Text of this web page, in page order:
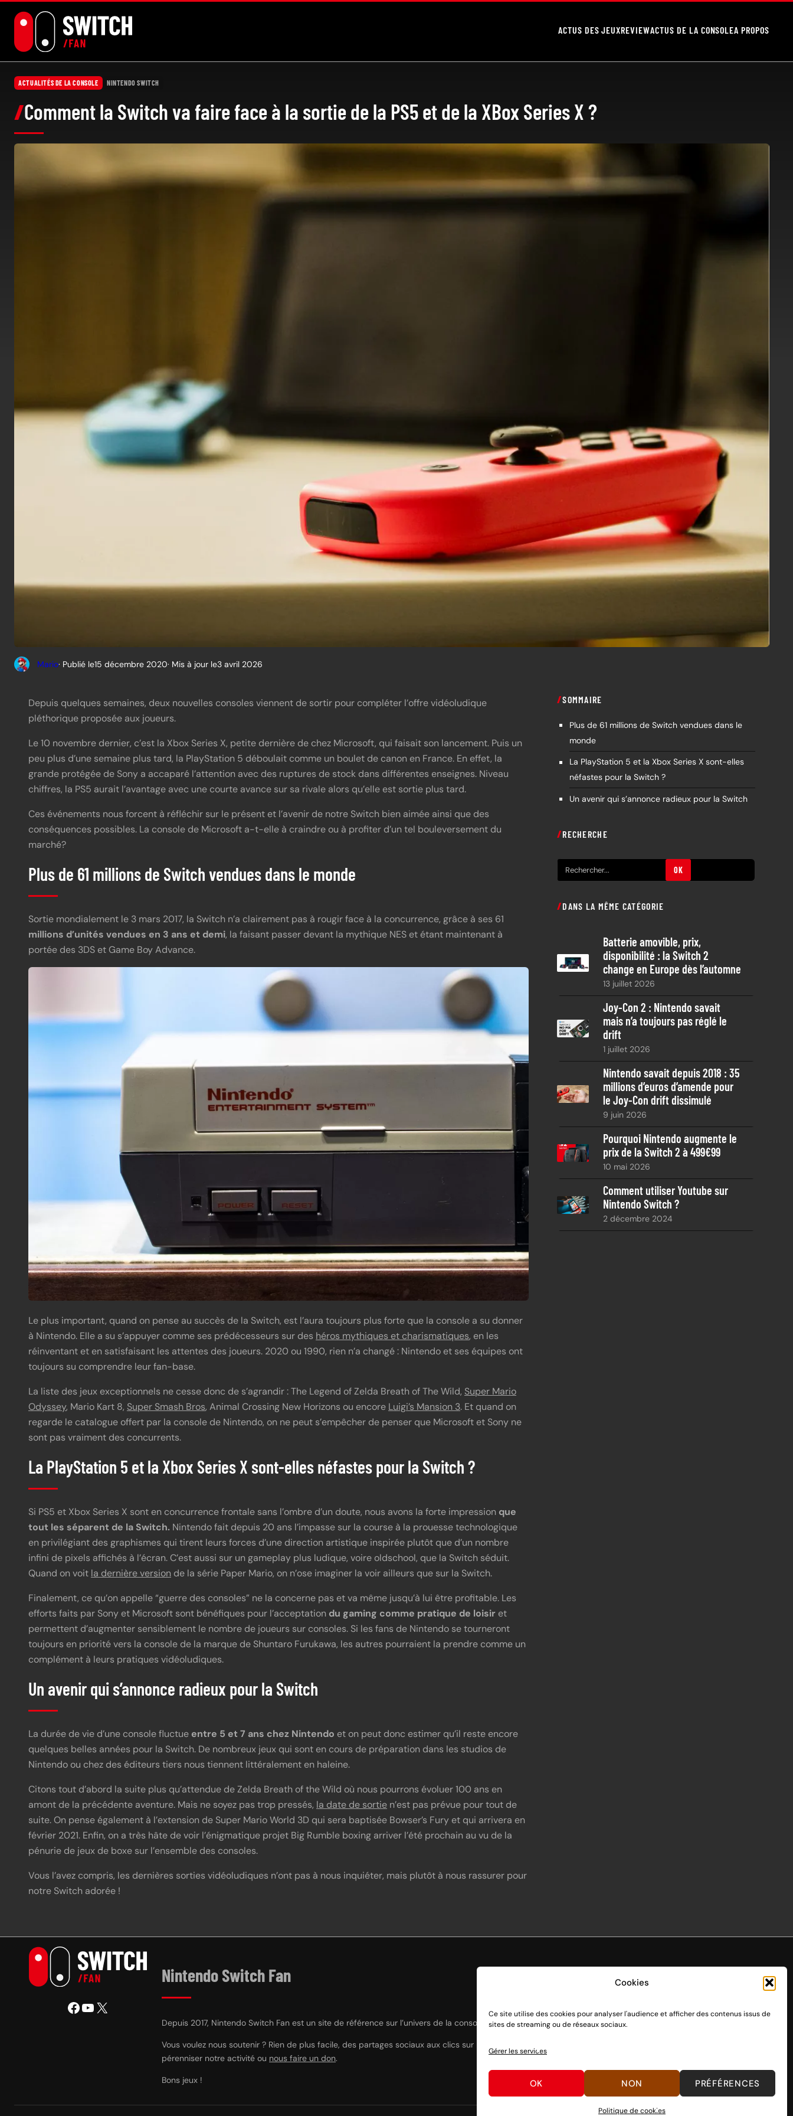
Cookies
Ce site utilise des cookies pour analyser l'audience et afficher des contenus issus de
sites de streaming ou de réseaux sociaux.
Gérer les services
OK NON PRÉFÉRENCES
Politique de cookies
ACTUS DES JEUXREVIEWACTUS DE LA CONSOLEA PROPOS
ACTUALITÉS DE LA CONSOLE NINTENDO SWITCH
Comment la Switch va faire face à la sortie de la PS5 et de la XBox Series X ?
Mario· Publié le15 décembre 2020· Mis à jour le3 avril 2026
Depuis quelques semaines, deux nouvelles consoles viennent de sortir pour compléter l’offre vidéoludique
pléthorique proposée aux joueurs.
Le 10 novembre dernier, c’est la Xbox Series X, petite dernière de chez Microsoft, qui faisait son lancement. Puis un
peu plus d’une semaine plus tard, la PlayStation 5 déboulait comme un boulet de canon en France. En effet, la
grande protégée de Sony a accaparé l’attention avec des ruptures de stock dans différentes enseignes. Niveau
chiffres, la PS5 aurait l’avantage avec une courte avance sur sa rivale alors qu’elle est sortie plus tard.
Ces événements nous forcent à réfléchir sur le présent et l’avenir de notre Switch bien aimée ainsi que des
conséquences possibles. La console de Microsoft a-t-elle à craindre ou à profiter d’un tel bouleversement du
marché?
Plus de 61 millions de Switch vendues dans le monde
Sortie mondialement le 3 mars 2017, la Switch n’a clairement pas à rougir face à la concurrence, grâce à ses 61
millions d’unités vendues en 3 ans et demi, la faisant passer devant la mythique NES et étant maintenant à
portée des 3DS et Game Boy Advance.
Le plus important, quand on pense au succès de la Switch, est l’aura toujours plus forte que la console a su donner
à Nintendo. Elle a su s’appuyer comme ses prédécesseurs sur des héros mythiques et charismatiques, en les
réinventant et en satisfaisant les attentes des joueurs. 2020 ou 1990, rien n’a changé : Nintendo et ses équipes ont
toujours su comprendre leur fan-base.
La liste des jeux exceptionnels ne cesse donc de s’agrandir : The Legend of Zelda Breath of The Wild, Super Mario
Odyssey, Mario Kart 8, Super Smash Bros, Animal Crossing New Horizons ou encore Luigi’s Mansion 3. Et quand on
regarde le catalogue offert par la console de Nintendo, on ne peut s’empêcher de penser que Microsoft et Sony ne
sont pas vraiment des concurrents.
La PlayStation 5 et la Xbox Series X sont-elles néfastes pour la Switch ?
Si PS5 et Xbox Series X sont en concurrence frontale sans l’ombre d’un doute, nous avons la forte impression que
tout les séparent de la Switch. Nintendo fait depuis 20 ans l’impasse sur la course à la prouesse technologique
en privilégiant des graphismes qui tirent leurs forces d’une direction artistique inspirée plutôt que d’un nombre
infini de pixels affichés à l’écran. C’est aussi sur un gameplay plus ludique, voire oldschool, que la Switch séduit.
Quand on voit la dernière version de la série Paper Mario, on n’ose imaginer la voir ailleurs que sur la Switch.
Finalement, ce qu’on appelle “guerre des consoles” ne la concerne pas et va même jusqu’à lui être profitable. Les
efforts faits par Sony et Microsoft sont bénéfiques pour l’acceptation du gaming comme pratique de loisir et
permettent d’augmenter sensiblement le nombre de joueurs sur consoles. Si les fans de Nintendo se tourneront
toujours en priorité vers la console de la marque de Shuntaro Furukawa, les autres pourraient la prendre comme un
complément à leurs pratiques vidéoludiques.
Un avenir qui s’annonce radieux pour la Switch
La durée de vie d’une console fluctue entre 5 et 7 ans chez Nintendo et on peut donc estimer qu’il reste encore
quelques belles années pour la Switch. De nombreux jeux qui sont en cours de préparation dans les studios de
Nintendo ou chez des éditeurs tiers nous tiennent littéralement en haleine.
Citons tout d’abord la suite plus qu’attendue de Zelda Breath of the Wild où nous pourrons évoluer 100 ans en
amont de la précédente aventure. Mais ne soyez pas trop pressés, la date de sortie n’est pas prévue pour tout de
suite. On pense également à l’extension de Super Mario World 3D qui sera baptisée Bowser’s Fury et qui arrivera en
février 2021. Enfin, on a très hâte de voir l’énigmatique projet Big Rumble boxing arriver l’été prochain au vu de la
pénurie de jeux de boxe sur l’ensemble des consoles.
Vous l’avez compris, les dernières sorties vidéoludiques n’ont pas à nous inquiéter, mais plutôt à nous rassurer pour
notre Switch adorée !
SOMMAIRE
Plus de 61 millions de Switch vendues dans le
monde
La PlayStation 5 et la Xbox Series X sont-elles
néfastes pour la Switch ?
Un avenir qui s’annonce radieux pour la Switch
RECHERCHE
e
h
c
h
OK
DANS LA MÊME CATÉGORIE
Batterie amovible, prix,
disponibilité : la Switch 2
change en Europe dès l’automne
13 juillet 2026
Joy-Con 2 : Nintendo savait
mais n’a toujours pas réglé le
drift
1 juillet 2026
Nintendo savait depuis 2018 : 35
millions d’euros d’amende pour
le Joy-Con drift dissimulé
9 juin 2026
Pourquoi Nintendo augmente le
prix de la Switch 2 à 499€99
10 mai 2026
Comment utiliser Youtube sur
Nintendo Switch ?
2 décembre 2024
Facebook YouTube X
Nintendo Switch Fan
Depuis 2017, Nintendo Switch Fan est un site de référence sur l’univers de la console hybride Nintendo Switch 1 et 2, sortie le 3 mars 2017.
Vous voulez nous soutenir ? Rien de plus facile, des partages sociaux aux clics sur nos liens en passant par des dons, découvrez
pérenniser notre activité ou nous faire un don.
Bons jeux !